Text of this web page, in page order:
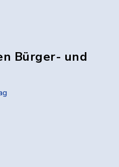
Bürger- und